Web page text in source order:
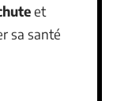
et
sa santé